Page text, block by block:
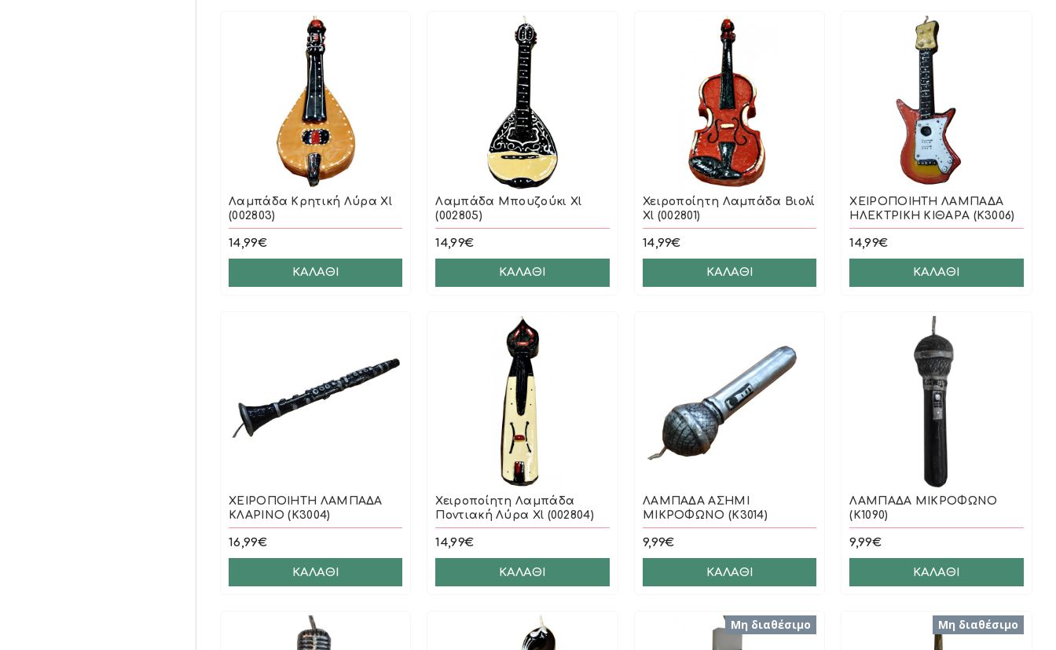
Λαμπάδα Κρητική Λύρα Xl
(002803)
14,99€
ΚΑΛΆΘΙ
Λαμπάδα Μπουζούκι Xl
(002805)
14,99€
ΚΑΛΆΘΙ
Χειροποίητη Λαμπάδα Βιολί
Xl (002801)
14,99€
ΚΑΛΆΘΙ
ΧΕΙΡΟΠΟΙΗΤΗ ΛΑΜΠΑΔΑ
ΗΛΕΚΤΡΙΚΗ ΚΙΘΑΡΑ (Κ3006)
14,99€
ΚΑΛΆΘΙ
ΧΕΙΡΟΠΟΙΗΤΗ ΛΑΜΠΑΔΑ
ΚΛΑΡΙΝΟ (Κ3004)
16,99€
ΚΑΛΆΘΙ
Χειροποίητη Λαμπάδα
Ποντιακή Λύρα Xl (002804)
14,99€
ΚΑΛΆΘΙ
ΛΑΜΠΑΔΑ ΑΣΗΜΙ
ΜΙΚΡΟΦΩΝΟ (Κ3014)
9,99€
ΚΑΛΆΘΙ
ΛΑΜΠΑΔΑ ΜΙΚΡΟΦΩΝΟ
(Κ1090)
9,99€
ΚΑΛΆΘΙ
Μη διαθέσιμο Μη διαθέσιμο